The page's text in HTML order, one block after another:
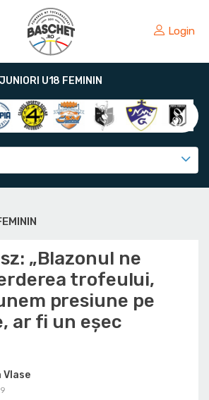
Login
JUNIORI U18 FEMININ
„Blazonul ne
trofeului,
presiune pe
ar fi un eșec
Vlase